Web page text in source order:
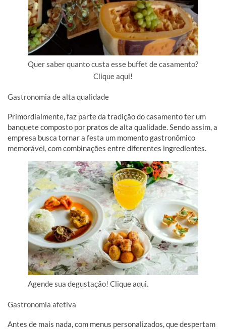
Quer saber quanto custa esse buffet de casamento?
Clique aqui!
Gastronomia de alta qualidade
Primordialmente, faz parte da tradição do casamento ter um
banquete composto por pratos de alta qualidade. Sendo assim, a
empresa busca tornar a festa um momento gastronômico
memorável, com combinações entre diferentes ingredientes.
Agende sua degustação! Clique aqui.
Gastronomia afetiva
Antes de mais nada, com menus personalizados, que despertam